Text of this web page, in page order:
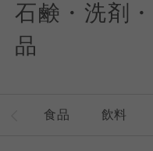
石鹸・洗剤
品
食品 飲料